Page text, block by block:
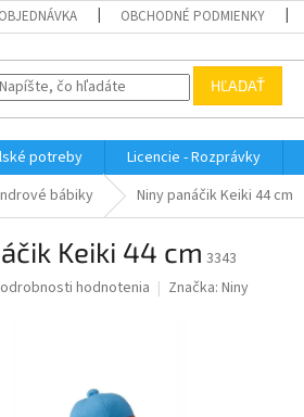
OBCHODNÉ PODMIENKY
HĽADAŤ
potreby Licencie - Rozprávky
bábiky Niny panáčik Keiki 44 cm
Keiki 44 cm 3343
hodnotenia Značka: Niny